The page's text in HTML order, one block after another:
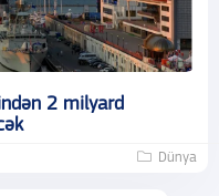
2 milyard
Dünya